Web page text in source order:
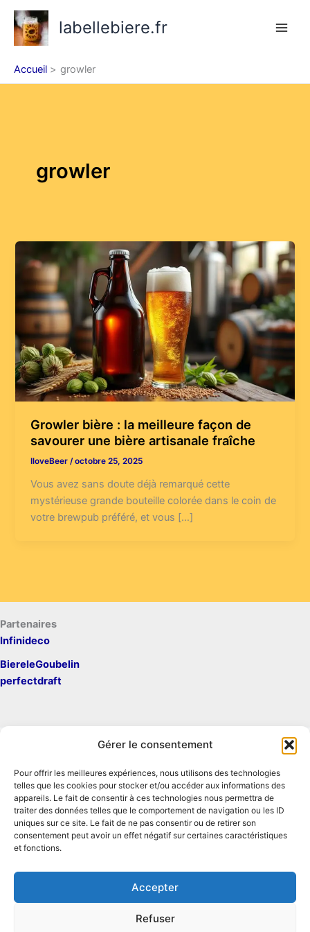
Gérer le consentement
Pour offrir les meilleures expériences, nous utilisons des technologies
telles que les cookies pour stocker et/ou accéder aux informations des
appareils. Le fait de consentir à ces technologies nous permettra de
traiter des données telles que le comportement de navigation ou les ID
uniques sur ce site. Le fait de ne pas consentir ou de retirer son
consentement peut avoir un effet négatif sur certaines caractéristiques
et fonctions.
Accepter
Refuser
Aller
contenu
labellebiere.fr
Accueil growler
growler
Growler bière : la meilleure façon de
savourer une bière artisanale fraîche
IloveBeer/octobre 25, 2025
Vous avez sans doute déjà remarqué cette
mystérieuse grande bouteille colorée dans le coin de
votre brewpub préféré, et vous […]
Partenaires
Infinideco
BiereleGoubelin
perfectdraft
Mentions légales
Contact
Conditions générales d'utilisation
Conditions générales de vente
Politique de cookies